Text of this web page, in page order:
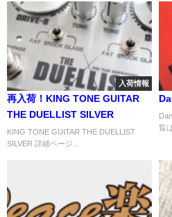
入荷情報
再入荷！KING TONE GUITAR
THE DUELLIST SILVER
KING TONE GUITAR THE DUELLIST
SILVER 詳細ページ...
覧